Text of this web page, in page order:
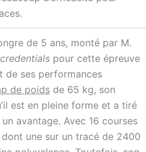
de 5 ans, monté par M.
credentials pour cette épreuve
de ses performances
de poids de 65 kg, son
est en pleine forme et a tiré
avantage. Avec 16 courses
une sur un tracé de 2400